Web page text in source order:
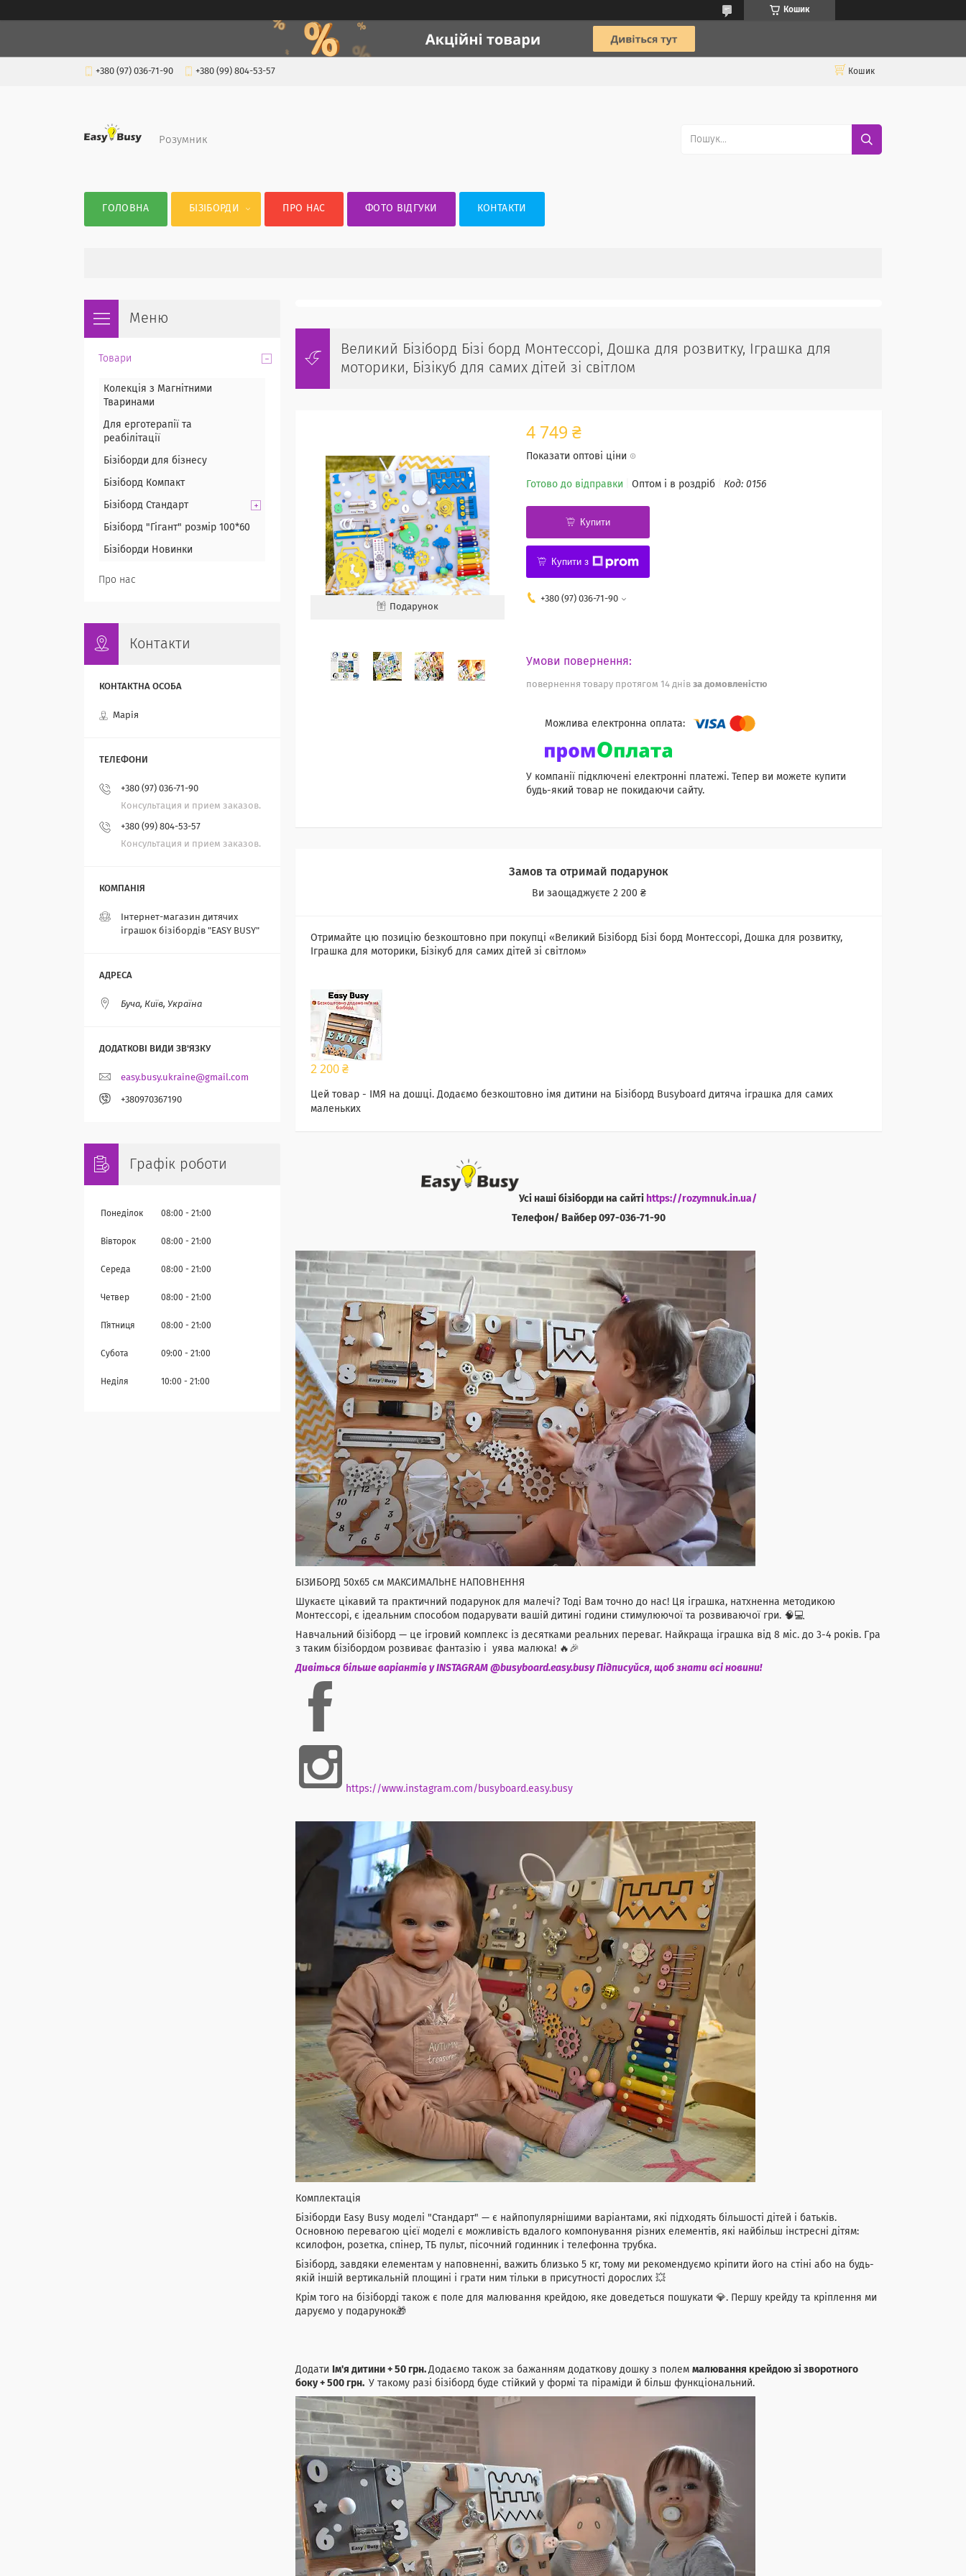
Кошик
+380 (97) 036-71-90 +380 (99) 804-53-57 Кошик
Розумник
ГОЛОВНА БІЗІБОРДИ ПРО НАС ФОТО ВІДГУКИ КОНТАКТИ
Великий Бізіборд Бізі борд Монтессорі, Дошка для розвитку, Іграшка для
моторики, Бізікуб для самих дітей зі світлом
Подарунок
4 749 ₴
Показати оптові ціни
Готово до відправки Оптом і в роздріб Код: 0156
Купити
Купити з
+380 (97) 036-71-90
повернення товару протягом 14 днів за домовленістю
У компанії підключені електронні платежі. Тепер ви можете купити
будь-який товар не покидаючи сайту.
Замов та отримай подарунок
Ви заощаджуєте 2 200 ₴
Отримайте цю позицію безкоштовно при покупці «Великий Бізіборд Бізі борд Монтессорі, Дошка для розвитку,
Іграшка для моторики, Бізікуб для самих дітей зі світлом»
2 200 ₴
Цей товар - ІМЯ на дошці. Додаємо безкоштовно імя дитини на Бізіборд Busyboard дитяча іграшка для самих
маленьких
Усі наші бізіборди на сайті https://rozymnuk.in.ua/
Телефон/ Вайбер 097-036-71-90
БІЗИБОРД 50х65 см МАКСИМАЛЬНЕ НАПОВНЕННЯ
Шукаєте цікавий та практичний подарунок для малечі? Тоді Вам точно до нас! Ця іграшка, натхненна методикою
Монтессорі, є ідеальним способом подарувати вашій дитині години стимулюючої та розвиваючої гри. 🧠💻
Навчальний бізіборд — це ігровий комплекс із десятками реальних переваг. Найкраща іграшка від 8 міс. до 3-4 років. Гра
з таким бізібордом розвиває фантазію і уява малюка! 🔥🎉
Дивіться більше варіантів у INSTAGRAM @busyboard.easy.busy Підписуйся, щоб знати всі новини!
https://www.instagram.com/busyboard.easy.busy
Комплектація
Бізіборди Easy Busy моделі "Стандарт" — є найпопулярнішими варіантами, які підходять більшості дітей і батьків.
Основною перевагою цієї моделі є можливість вдалого компонування різних елементів, які найбільш інстресні дітям:
ксилофон, розетка, спінер, ТБ пульт, пісочний годинник і телефонна трубка.
Бізіборд, завдяки елементам у наповненні, важить близько 5 кг, тому ми рекомендуємо кріпити його на стіні або на будь-
якій іншій вертикальній площині і грати ним тільки в присутності дорослих 💥
Крім того на бізіборді також є поле для малювання крейдою, яке доведеться пошукати 💎. Першу крейду та кріплення ми
даруємо у подарунок🎁
Додати Ім'я дитини + 50 грн.Додаємо також за бажанням додаткову дошку з полем малювання крейдою зі зворотного
боку + 500 грн. У такому разі бізіборд буде стійкий у формі та піраміди й більш функціональний.
Товари
Колекція з Магнітними
Тваринами
Для ерготерапії та
реабілітації
Бізіборди для бізнесу
Бізіборд Компакт
Бізіборд Стандарт
Бізіборд "Гігант" розмір 100*60
Бізіборди Новинки
Про нас
Контакти
Марія
+380 (97) 036-71-90
Консультация и прием заказов.
+380 (99) 804-53-57
Консультация и прием заказов.
Інтернет-магазин дитячих
іграшок бізібордів "EASY BUSY"
Буча, Київ, Україна
easy.busy.ukraine@gmail.com
+380970367190
Графік роботи
Понеділок 08:00 21:00
Вівторок 08:00 21:00
Середа 08:00 21:00
Четвер 08:00 21:00
Пʼятниця 08:00 21:00
Субота 09:00 21:00
Неділя 10:00 21:00